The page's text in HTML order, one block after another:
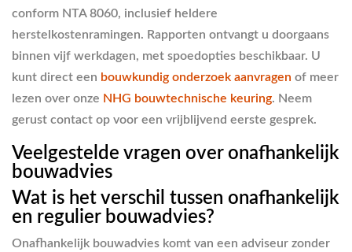
conform NTA 8060, inclusief heldere
herstelkostenramingen. Rapporten ontvangt u doorgaans
binnen vijf werkdagen, met spoedopties beschikbaar. U
kunt direct een bouwkundig onderzoek aanvragen of meer
lezen over onze NHG bouwtechnische keuring. Neem
gerust contact op voor een vrijblijvend eerste gesprek.
Veelgestelde vragen over onafhankelijk
bouwadvies
Wat is het verschil tussen onafhankelijk
en regulier bouwadvies?
Onafhankelijk bouwadvies komt van een adviseur zonder